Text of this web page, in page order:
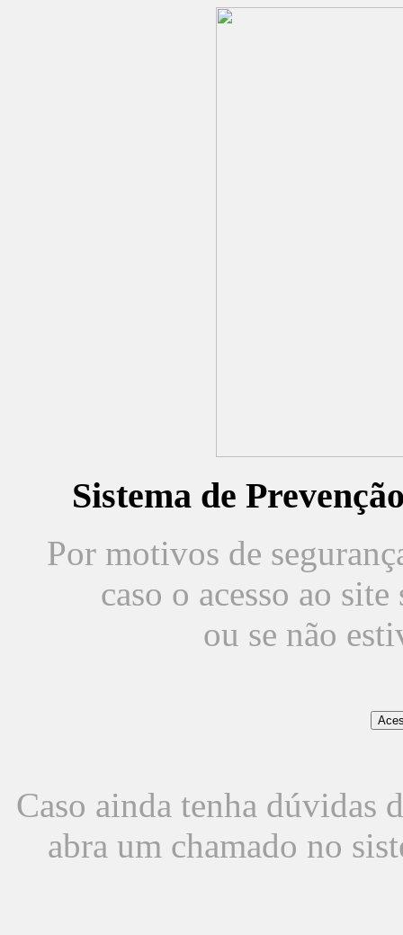
Sistema de
Por motivos de
caso o acesso ao
ou se não
Caso ainda tenha dúvidas
abra um chamado no